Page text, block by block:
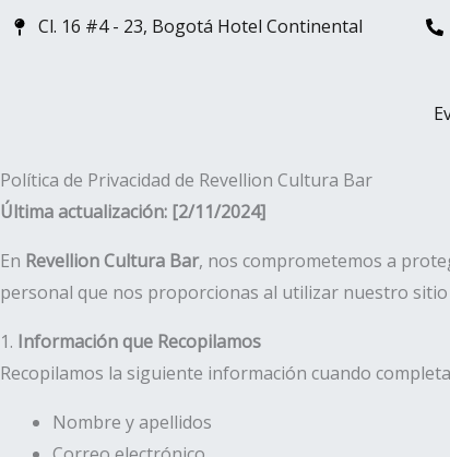
Cl. 16 #4 - 23, Bogotá Hotel Continental
Política de Privacidad de Revellion Cultura Bar
Última actualización: [2/11/2024]
En Revellion Cultura Bar, nos comprometemos a
personal que nos proporcionas al utilizar nuestro
1. Información que Recopilamos
Recopilamos la siguiente información cuando
Nombre y apellidos